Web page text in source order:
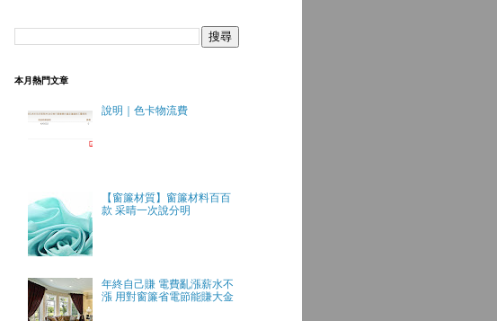
本月熱門文章
說明｜色卡物流費
【窗簾材質】窗簾材料百百
款 采晴一次說分明
年終自己賺 電費亂漲薪水不
漲 用對窗簾省電節能賺大金